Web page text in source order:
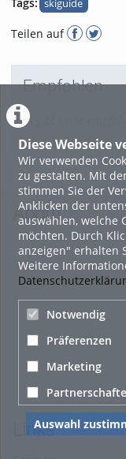
Diese Webseite
Wir verwenden
zu gestalten. Mit
stimmen Sie der
Anklicken der
auswählen, welche
möchten. Durch
anzeigen" erhalten
Weitere
Notwendig
Präferenzen
Marketing
Auswahl
skiguide
Teilen auf
Empfohlen
Es gibt keine
About
Links